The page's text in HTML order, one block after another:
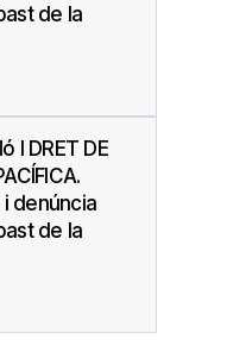
de la
I DRET DE
denúncia
de la